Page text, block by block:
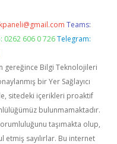
Teams:
0262 606 0 726 Telegram:
gereğince Bilgi Teknolojileri
bir Yer Sağlayıcı
sitedeki içerikleri proaktif
bulunmamaktadır.
taşımakta olup,
sayılırlar. Bu internet